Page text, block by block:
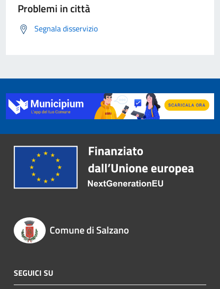
Problemi in città
Segnala disservizio
Comune di Salzano
SEGUICI SU